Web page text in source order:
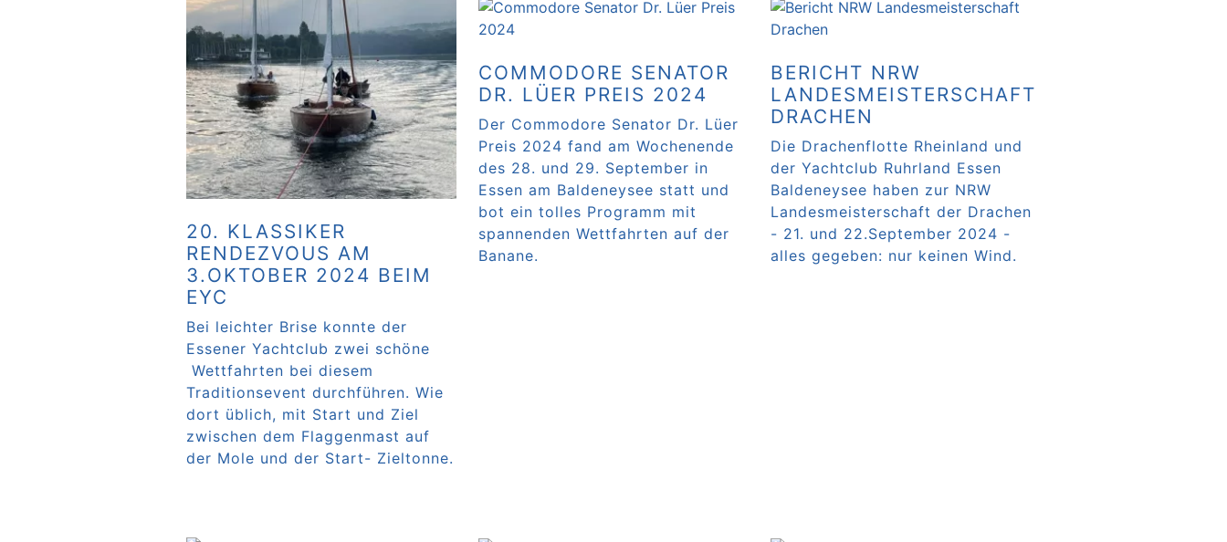
20. KLASSIKER
RENDEZVOUS AM
3.OKTOBER 2024 BEIM
EYC
Bei leichter Brise konnte der
Essener Yachtclub zwei schöne
Wettfahrten bei diesem
Traditionsevent durchführen. Wie
dort üblich, mit Start und Ziel
zwischen dem Flaggenmast auf
der Mole und der Start- Zieltonne.
COMMODORE SENATOR
DR. LÜER PREIS 2024
Der Commodore Senator Dr. Lüer
Preis 2024 fand am Wochenende
des 28. und 29. September in
Essen am Baldeneysee statt und
bot ein tolles Programm mit
spannenden Wettfahrten auf der
Banane.
BERICHT NRW
LANDESMEISTERSCHAFT
DRACHEN
Die Drachenflotte Rheinland und
der Yachtclub Ruhrland Essen
Baldeneysee haben zur NRW
Landesmeisterschaft der Drachen
- 21. und 22.September 2024 -
alles gegeben: nur keinen Wind.